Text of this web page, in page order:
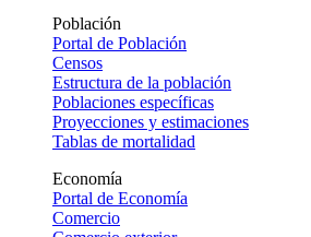
Población
Portal de Población
Censos
Estructura de la población
Poblaciones específicas
Proyecciones y estimaciones
Tablas de mortalidad
Economía
Portal de Economía
Comercio